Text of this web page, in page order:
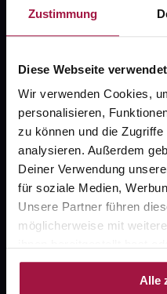
Zustimmung
Diese Webseite
Wir verwenden Cookies,
personalisieren,
zu können und die
analysieren. Außerdem
Deiner Verwendung
für soziale Medien,
Unsere Partner führen
möglicherweise mit
Nutzung der Dienste
Alle
Kontakt
Widerrufsformular
gesund.de
Karriere
Barrierefreiheitserklärung